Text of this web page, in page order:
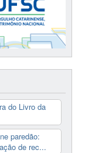
do Livro da
paredão:
de rec...